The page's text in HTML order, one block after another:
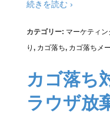
続きを読む ›
カテゴリー: マーケティ
り , カゴ落ち, カゴ落ちメ
カゴ落ち
ラウザ放